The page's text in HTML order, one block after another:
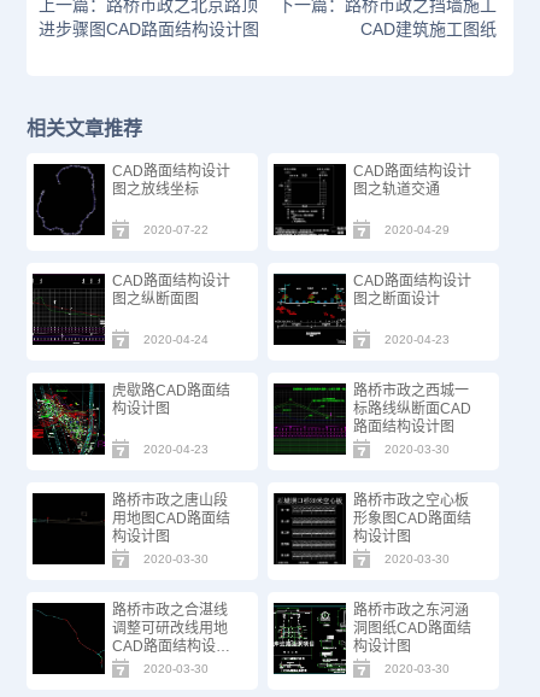
上一篇：路桥市政之北京路顶
进步骤图CAD路面结构设计图
下一篇：路桥市政之挡墙施工
CAD建筑施工图纸
相关文章推荐
CAD路面结构设计
图之放线坐标
2020-07-22
CAD路面结构设计
图之轨道交通
2020-04-29
CAD路面结构设计
图之纵断面图
2020-04-24
CAD路面结构设计
图之断面设计
2020-04-23
虎歇路CAD路面结
构设计图
2020-04-23
路桥市政之西城一
标路线纵断面CAD
路面结构设计图
2020-03-30
路桥市政之唐山段
用地图CAD路面结
构设计图
2020-03-30
路桥市政之空心板
形象图CAD路面结
构设计图
2020-03-30
路桥市政之合湛线
调整可研改线用地
CAD路面结构设计
图
2020-03-30
路桥市政之东河涵
洞图纸CAD路面结
构设计图
2020-03-30